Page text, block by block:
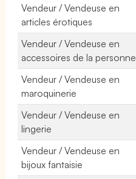
Vendeur / Vendeuse en
articles érotiques
Vendeur / Vendeuse en
accessoires de la personne
Vendeur / Vendeuse en
maroquinerie
Vendeur / Vendeuse en
lingerie
Vendeur / Vendeuse en
bijoux fantaisie